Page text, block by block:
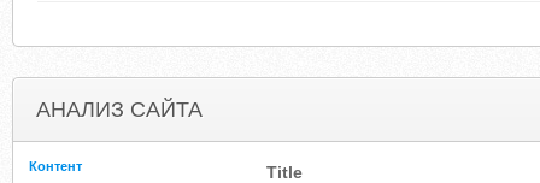
АНАЛИЗ САЙТА
Контент Title